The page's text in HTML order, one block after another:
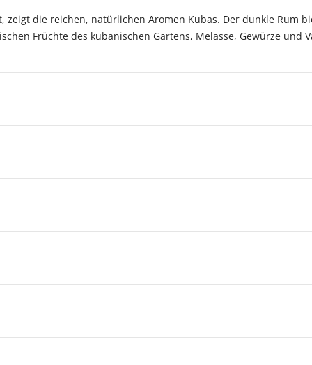
zeigt die reichen, natürlichen Aromen Kubas. Der dunkle Rum
Früchte des kubanischen Gartens, Melasse, Gewürze und